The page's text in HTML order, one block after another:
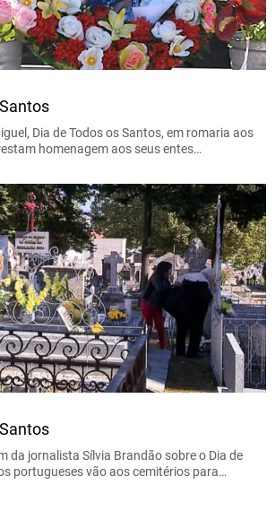
Dia de Todos os Santos, em romaria aos
homenagem aos seus entes…
da jornalista Sílvia Brandão sobre o Dia de
portugueses vão aos cemitérios para…